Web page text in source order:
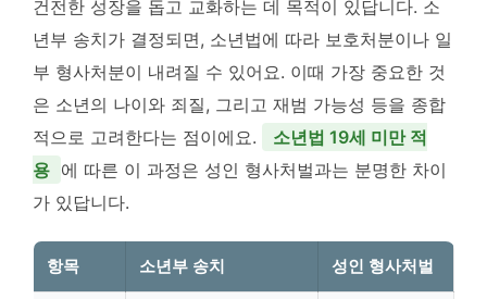
건전한 성장을 돕고 교화하는 데 목적이 있답니다. 소
년부 송치가 결정되면, 소년법에 따라 보호처분이나 일
부 형사처분이 내려질 수 있어요. 이때 가장 중요한 것
은 소년의 나이와 죄질, 그리고 재범 가능성 등을 종합
적으로 고려한다는 점이에요.
소년법 19세 미만 적
용 에 따른 이 과정은 성인 형사처벌과는 분명한 차이
가 있답니다.
항목 소년부 송치 성인 형사처벌